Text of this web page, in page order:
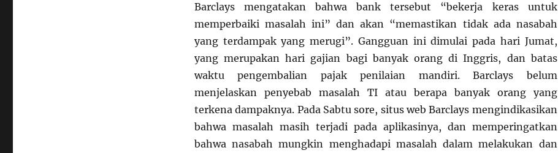
Barclays mengatakan bahwa bank tersebut “bekerja keras untuk
memperbaiki masalah ini” dan akan “memastikan tidak ada nasabah
yang terdampak yang merugi”. Gangguan ini dimulai pada hari Jumat,
yang merupakan hari gajian bagi banyak orang di Inggris, dan batas
waktu pengembalian pajak penilaian mandiri. Barclays belum
menjelaskan penyebab masalah TI atau berapa banyak orang yang
terkena dampaknya. Pada Sabtu sore, situs web Barclays mengindikasikan
bahwa masalah masih terjadi pada aplikasinya, dan memperingatkan
bahwa nasabah mungkin menghadapi masalah dalam melakukan dan